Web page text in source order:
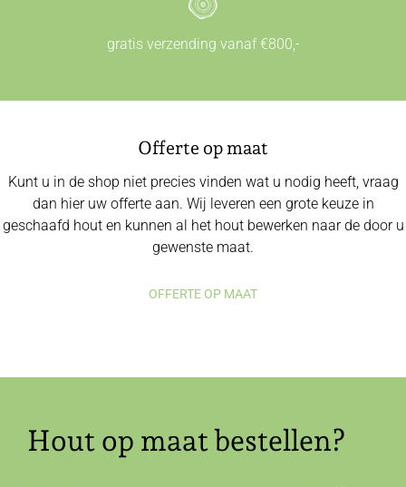
gratis verzending vanaf €800,-
Offerte op maat
Kunt u in de shop niet precies vinden wat u nodig heeft, vraag
dan hier uw offerte aan. Wij leveren een grote keuze in
geschaafd hout en kunnen al het hout bewerken naar de door u
gewenste maat.
OFFERTE OP MAAT
Hout op maat bestellen?